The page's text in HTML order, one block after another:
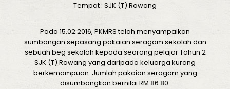
Tempat : SJK (T) Rawang
Pada 15.02.2016, PKMRS telah menyampaikan
sumbangan sepasang pakaian seragam sekolah dan
sebuah beg sekolah kepada seorang pelajar Tahun 2
SJK (T) Rawang yang daripada keluarga kurang
berkemampuan. Jumlah pakaian seragam yang
disumbangkan bernilai RM 86.80.